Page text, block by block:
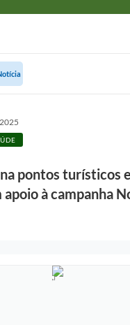
Seletivos
pontos turísticos
à campanha